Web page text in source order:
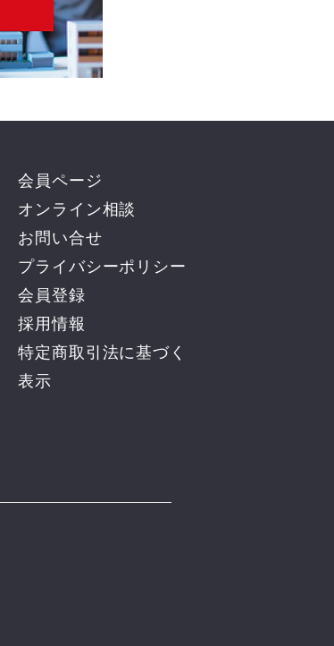
会員ページ
オンライン相談
お問い合せ
プライバシーポリシー
会員登録
採用情報
​特定商取引法に基づく
表示